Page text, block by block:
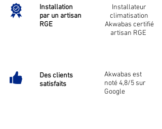
Installation
par un artisan
RGE
Installateur
climatisation
Akwabas certifié
artisan RGE
Des clients
satisfaits
Akwabas est
noté 4,8/5 sur
Google